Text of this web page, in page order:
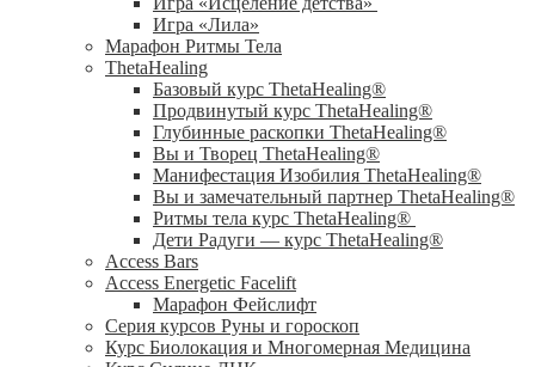
Игра «Лила»
Марафон Ритмы Тела
ThetaHealing
Базовый курс ThetaHealing®
Продвинутый курс ThetaHealing®
Глубинные раскопки ThetaHealing®
Вы и Творец ThetaHealing®
Манифестация Изобилия ThetaHealing®
Вы и замечательный партнер ThetaHealing®
Ритмы тела курс ThetaHealing®
Дети Радуги — курс ThetaHealing®
Access Bars
Access Energetic Facelift
Марафон Фейслифт
Серия курсов Руны и гороскоп
Курс Биолокация и Многомерная Медицина